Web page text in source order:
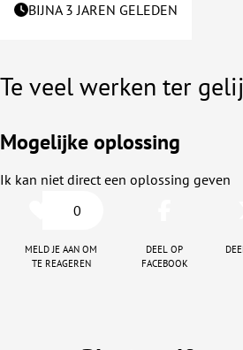
BIJNA 3 JAREN GELEDEN
Te veel werken ter
Mogelijke oplossing
Ik kan niet direct een oplossing geven
0
Meld je aan om
te reageren
Deel op
facebook